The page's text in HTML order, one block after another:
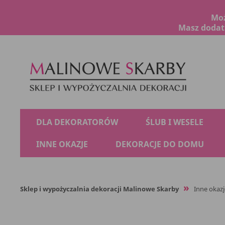
Masz
DLA DEKORATORÓW ŚLUB I WESELE
INNE OKAZJE
DEKORACJE DO DOMU
Sklep i wypożyczalnia dekoracji Malinowe Skarby Inne